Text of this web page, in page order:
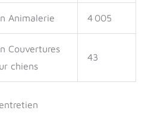
sorte que mes
griffes peuvent
je ne glisse pas
même lorsque vous
tournez les coins Je
froide : l'avant du
Animalerie 4 005
Couvertures
chiens
43